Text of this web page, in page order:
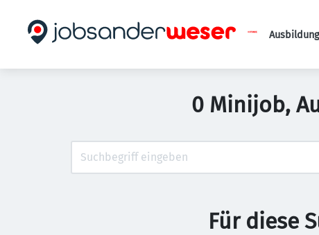
0 Minijob,
Für diese